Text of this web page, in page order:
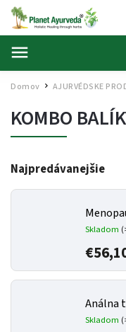
Domov AJURVÉDSKE
KOMBO
Najpredávanejšie
Skladom
Análna
Skladom